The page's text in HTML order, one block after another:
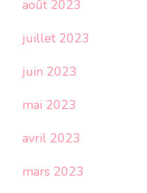
août 2023
juillet 2023
juin 2023
mai 2023
avril 2023
mars 2023